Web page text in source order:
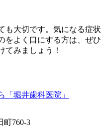
も大切です。気になる症状
をよく口にする方は、ぜひ
てみましょう！
町760-3